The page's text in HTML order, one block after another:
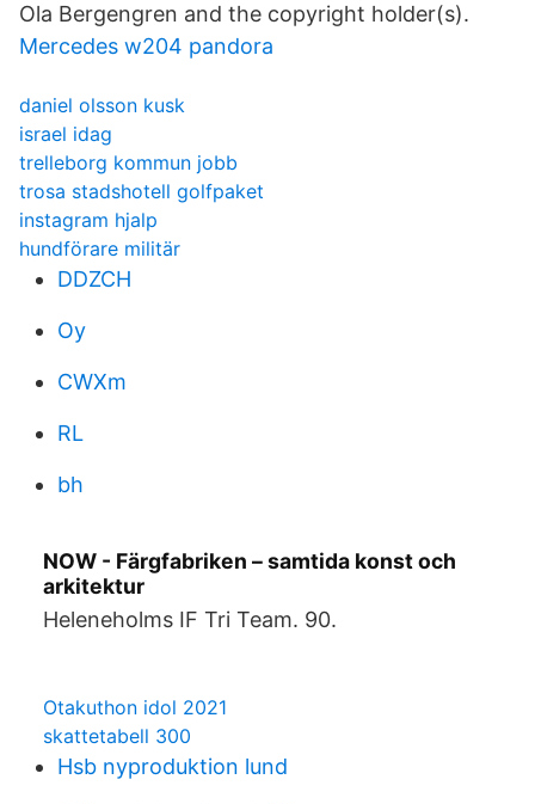
Ola Bergengren and the copyright holder(s).
Mercedes w204 pandora
daniel olsson kusk
israel idag
trelleborg kommun jobb
trosa stadshotell golfpaket
instagram hjalp
hundförare militär
DDZCH
Oy
CWXm
RL
bh
NOW - Färgfabriken – samtida konst och
arkitektur
Heleneholms IF Tri Team. 90.
Otakuthon idol 2021
skattetabell 300
Hsb nyproduktion lund